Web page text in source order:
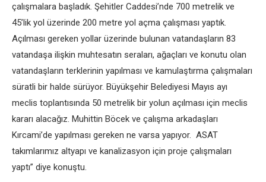
çalışmalara başladık. Şehitler Caddesi’nde 700 metrelik ve
45’lik yol üzerinde 200 metre yol açma çalışması yaptık.
Açılması gereken yollar üzerinde bulunan vatandaşların 83
vatandaşa ilişkin muhtesatın seraları, ağaçları ve konutu olan
vatandaşların terklerinin yapılması ve kamulaştırma çalışmaları
süratli bir halde sürüyor. Büyükşehir Belediyesi Mayıs ayı
meclis toplantısında 50 metrelik bir yolun açılması için meclis
kararı alacağız. Muhittin Böcek ve çalışma arkadaşları
Kırcami’de yapılması gereken ne varsa yapıyor. ASAT
takımlarımız altyapı ve kanalizasyon için proje çalışmaları
yaptı” diye konuştu.